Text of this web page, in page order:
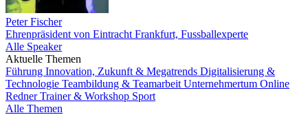
Peter Fischer
Ehrenpräsident von Eintracht Frankfurt, Fussballexperte
Alle Speaker
Aktuelle Themen
Führung Innovation, Zukunft & Megatrends Digitalisierung &
Technologie Teambildung & Teamarbeit Unternehmertum Online
RednerTrainer & Workshop Sport
Alle Themen